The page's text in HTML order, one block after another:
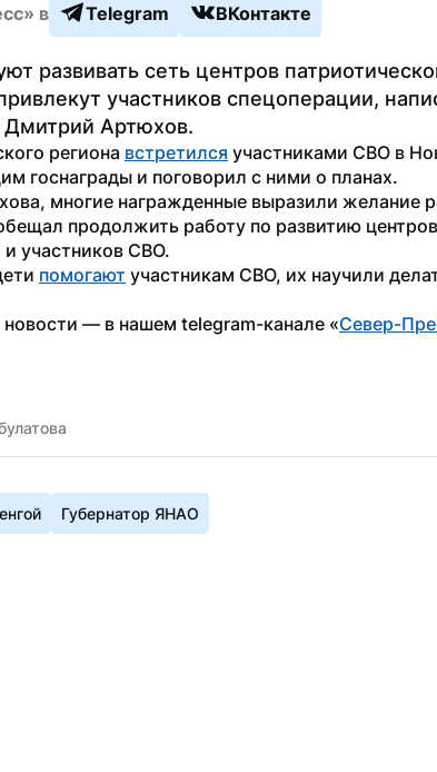
в Telegram ВКонтакте
развивать сеть центров
участников спецоперации,
Артюхов.
региона встретился участниками СВО в
госнаграды и поговорил с ними о планах.
многие награжденные выразили желание
продолжить работу по развитию
и участников СВО.
помогают участникам СВО, их научили
— в нашем telegram-канале «Север-
Губернатор ЯНАО